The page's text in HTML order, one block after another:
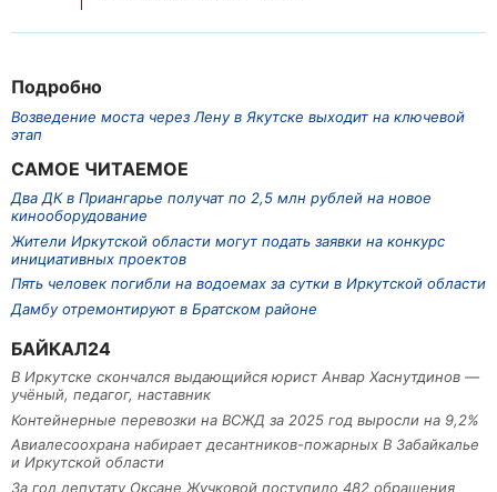
Подробно
Возведение моста через Лену в Якутске выходит на ключевой
этап
САМОЕ ЧИТАЕМОЕ
Два ДК в Приангарье получат по 2,5 млн рублей на новое
кинооборудование
Жители Иркутской области могут подать заявки на конкурс
инициативных проектов
Пять человек погибли на водоемах за сутки в Иркутской области
Дамбу отремонтируют в Братском районе
БАЙКАЛ24
В Иркутске скончался выдающийся юрист Анвар Хаснутдинов —
учёный, педагог, наставник
Контейнерные перевозки на ВСЖД за 2025 год выросли на 9,2%
Авиалесоохрана набирает десантников-пожарных В Забайкалье
и Иркутской области
За год депутату Оксане Жучковой поступило 482 обращения